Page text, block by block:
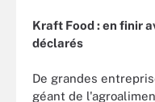
Kraft Food : en finir
déclarés
De grandes
géant de